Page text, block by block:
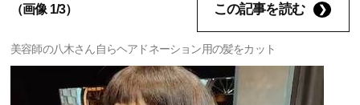
（画像 1/3） この記事を読む
美容師の八木さん自らヘアドネーション用の髪をカット